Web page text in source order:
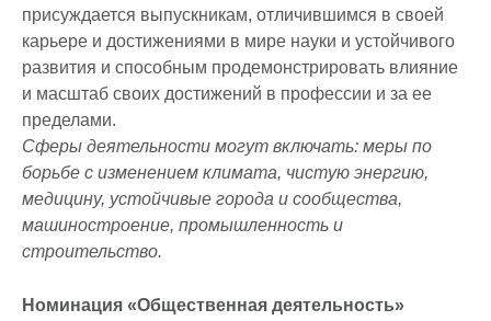
присуждается выпускникам, отличившимся в своей
карьере и достижениями в мире науки и устойчивого
развития и способным продемонстрировать влияние
и масштаб своих достижений в профессии и за ее
пределами.
Сферы деятельности могут включать: меры по
борьбе с изменением климата, чистую энергию,
медицину, устойчивые города и сообщества,
машиностроение, промышленность и
строительство.
Номинация «Общественная деятельность»